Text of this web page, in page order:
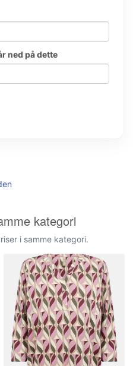
ned på dette
kategori
i samme kategori.